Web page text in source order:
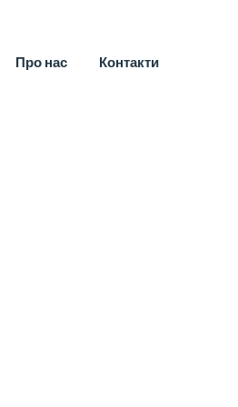
Про нас Контакти